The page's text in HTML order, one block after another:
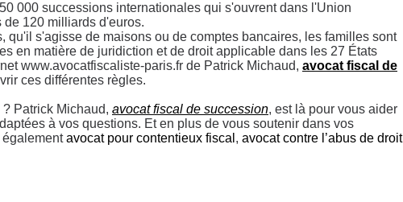
000 successions internationales qui s'ouvrent dans l'Union
120 milliards d'euros.
qu'il s'agisse de maisons ou de comptes bancaires, les familles sont
en matière de juridiction et de droit applicable dans les 27 États
www.avocatfiscaliste-paris.fr de Patrick Michaud, avocat fiscal de
ces différentes règles.
Patrick Michaud, avocat fiscal de succession, est là pour vous aider
à vos questions. Et en plus de vous soutenir dans vos
avocat pour contentieux fiscal , avocat contre l’abus de droit